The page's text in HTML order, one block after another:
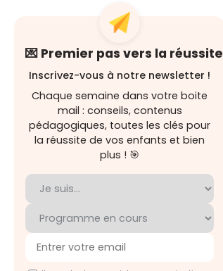
💌 Premier pas vers la réussite
Inscrivez-vous à notre newsletter !
Chaque semaine dans votre boite
mail : conseils, contenus
pédagogiques, toutes les clés pour
la réussite de vos enfants et bien
plus ! 🎯